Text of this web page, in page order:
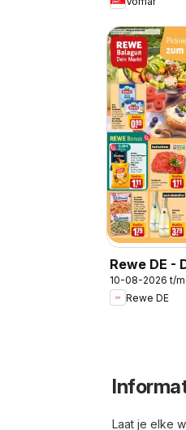
Rewe DE -
Folder
10-08-2026 t/m
Rewe DE
Laat je elke